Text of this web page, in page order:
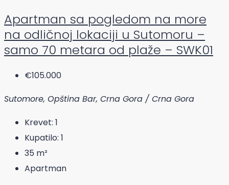
Apartman sa pogledom na more
na odličnoj lokaciji u Sutomoru –
samo 70 metara od plaže – SWK01
€105.000
Sutomore, Opština Bar, Crna Gora / Crna Gora
Krevet: 1
Kupatilo: 1
35 m²
Apartman